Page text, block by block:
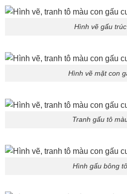
Hình vẽ gấu
Hình vẽ mặt con
Tranh gấu tô
Hình gấu bông